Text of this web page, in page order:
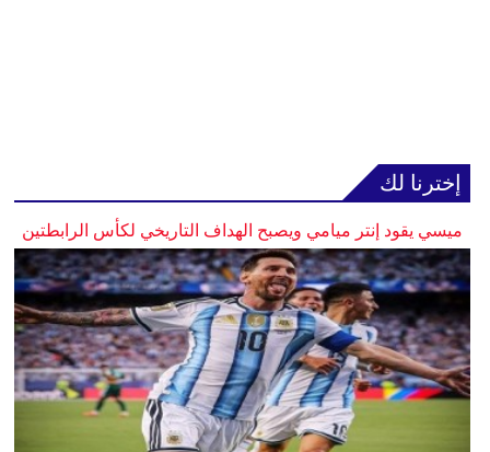
إخترنا لك
ميسي يقود إنتر ميامي ويصبح الهداف التاريخي لكأس الرابطتين